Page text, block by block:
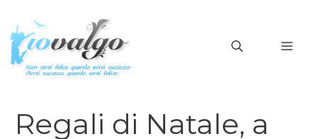
contenuto
Regali di Natale, a